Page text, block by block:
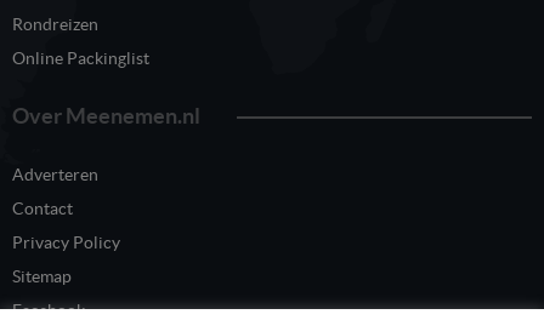
Rondreizen
Online Packinglist
Over Meenemen.nl
Adverteren
Contact
Privacy Policy
Sitemap
Facebook